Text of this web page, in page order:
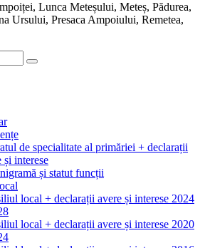
Lunca Meteșului, Meteș, Pădurea,
Ursului, Presaca Ampoiului, Remetea,
de specialitate al primăriei + declarații
și interese
și statut funcții
local + declarații avere și interese 2024
local + declarații avere și interese 2020